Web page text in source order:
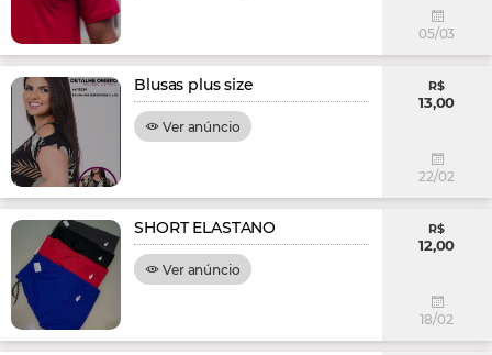
05/03
Blusas plus size
Ver anúncio
R$
13,00
22/02
SHORT ELASTANO
Ver anúncio
R$
12,00
18/02